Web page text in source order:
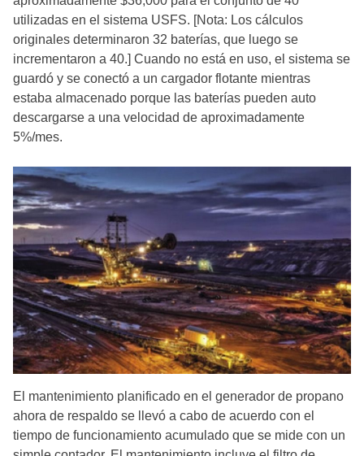
utilizadas en el sistema USFS. [Nota: Los cálculos
originales determinaron 32 baterías, que luego se
incrementaron a 40.] Cuando no está en uso, el sistema se
guardó y se conectó a un cargador flotante mientras
estaba almacenado porque las baterías pueden auto
descargarse a una velocidad de aproximadamente
5%/mes.
El mantenimiento planificado en el generador de propano
ahora de respaldo se llevó a cabo de acuerdo con el
tiempo de funcionamiento acumulado que se mide con un